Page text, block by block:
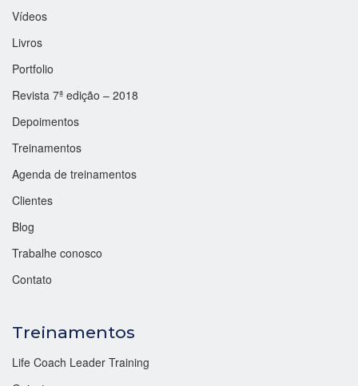
Vídeos
Livros
Portfolio
Revista 7ª edição – 2018
Depoimentos
Treinamentos
Agenda de treinamentos
Clientes
Blog
Trabalhe conosco
Contato
Treinamentos
Life Coach Leader Training